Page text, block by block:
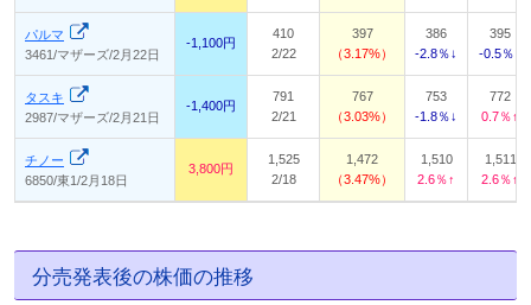
パルマ
3461/マザーズ/2月22日
-1,100円
410
2/22
397
3.17%
386
-2.8％↓
395
-0.5％↓
タスキ
2987/マザーズ/2月21日
-1,400円
791
2/21
767
3.03%
753
-1.8％↓
772
0.7％↑
チノー
6850/東1/2月18日
3,800円
1,525
2/18
1,472
3.47%
1,510
2.6％↑
1,511
2.6％↑
分売発表後の株価の推移